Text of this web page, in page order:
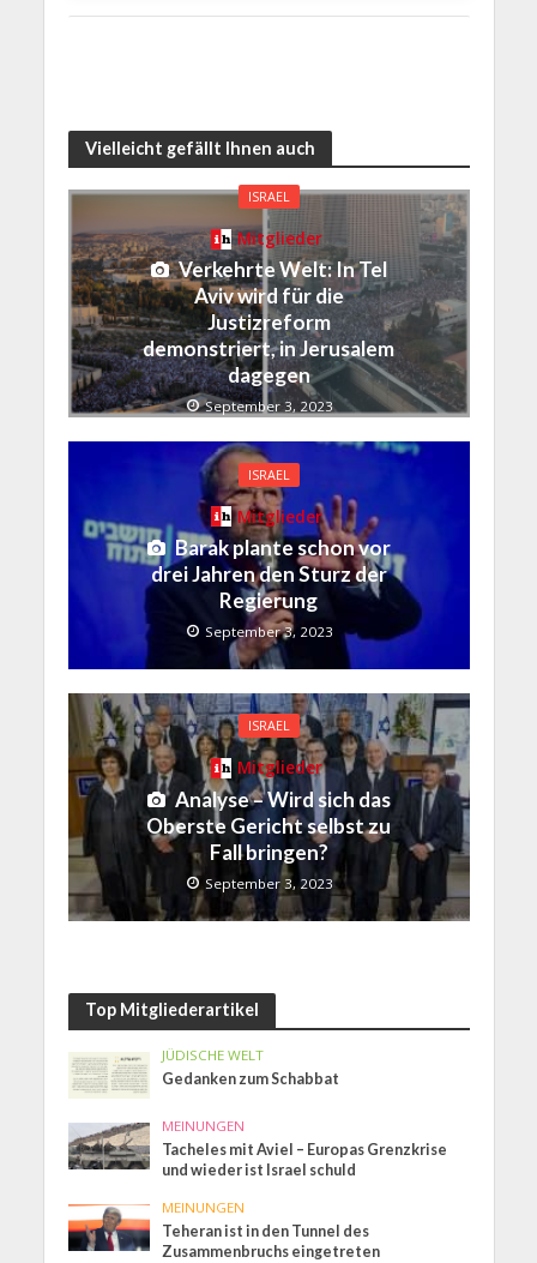
Vielleicht gefällt Ihnen auch
ISRAEL
Mitglieder
Verkehrte Welt: In Tel
Aviv wird für die
Justizreform
demonstriert, in Jerusalem
dagegen
September 3, 2023
ISRAEL
Mitglieder
Barak plante schon vor
drei Jahren den Sturz der
Regierung
September 3, 2023
ISRAEL
Mitglieder
Analyse – Wird sich das
Oberste Gericht selbst zu
Fall bringen?
September 3, 2023
Top Mitgliederartikel
JÜDISCHE WELT
Gedanken zum Schabbat
MEINUNGEN
Tacheles mit Aviel – Europas Grenzkrise
und wieder ist Israel schuld
MEINUNGEN
Teheran ist in den Tunnel des
Zusammenbruchs eingetreten